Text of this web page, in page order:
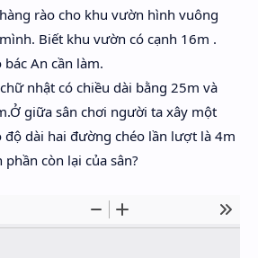
rào cho khu vườn hình vuông
Biết khu vườn có cạnh 16m .
An cần làm.
nhật có chiều dài bằng 25m và
giữa sân chơi người ta xây một
độ dài hai đường chéo lần lượt là 4m
còn lại của sân?